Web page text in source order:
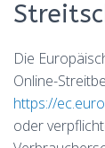
Die
Online-
https://
oder